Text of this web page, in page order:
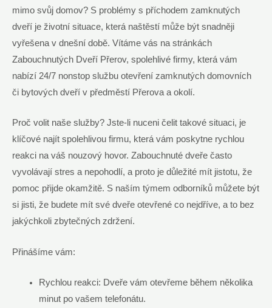
mimo svůj domov? S problémy s příchodem zamknutých
dveří je životní situace, která naštěstí může být snadněji
vyřešena v dnešní době. Vítáme vás na stránkách
Zabouchnutých Dveří Přerov, spolehlivé firmy, která vám
nabízí 24/7 nonstop službu otevření zamknutých domovních
či bytových dveří v předměstí Přerova a okolí.
Proč volit naše služby? Jste-li nuceni čelit takové situaci, je
klíčové najít spolehlivou firmu, která vám poskytne rychlou
reakci na váš nouzový hovor. Zabouchnuté dveře často
vyvolávají stres a nepohodlí, a proto je důležité mít jistotu, že
pomoc přijde okamžitě. S naším týmem odborníků můžete být
si jisti, že budete mít své dveře otevřené co nejdříve, a to bez
jakýchkoli zbytečných zdržení.
Přinášíme vám:
Rychlou reakci: Dveře vám otevřeme během několika
minut po vašem telefonátu.